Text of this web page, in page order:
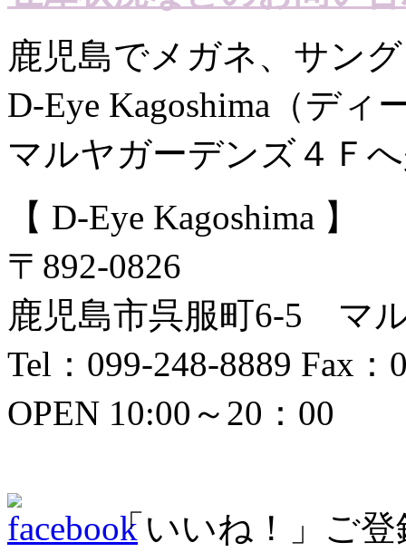
鹿児島でメガネ、サン
D-Eye Kagoshima（ディ
マルヤガーデンズ４Ｆ
【 D-Eye Kagoshima 】
〒892-0826
鹿児島市呉服町6-5 マ
Tel：099-248-8889 Fax：
OPEN 10:00～20：00
「いいね！」ご登